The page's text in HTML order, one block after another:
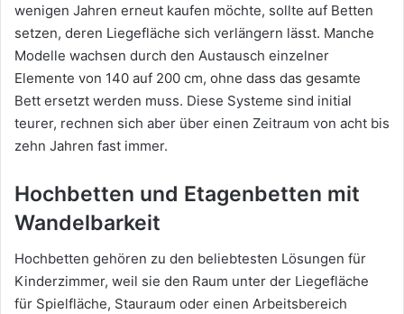
wenigen Jahren erneut kaufen möchte, sollte auf Betten
setzen, deren Liegefläche sich verlängern lässt. Manche
Modelle wachsen durch den Austausch einzelner
Elemente von 140 auf 200 cm, ohne dass das gesamte
Bett ersetzt werden muss. Diese Systeme sind initial
teurer, rechnen sich aber über einen Zeitraum von acht bis
zehn Jahren fast immer.
Hochbetten und Etagenbetten mit
Wandelbarkeit
Hochbetten gehören zu den beliebtesten Lösungen für
Kinderzimmer, weil sie den Raum unter der Liegefläche
für Spielfläche, Stauraum oder einen Arbeitsbereich